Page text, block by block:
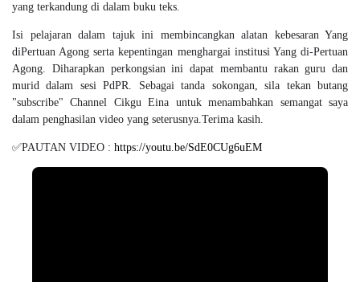
yang terkandung di dalam buku teks.
Isi pelajaran dalam tajuk ini membincangkan alatan kebesaran Yang
diPertuan Agong serta kepentingan menghargai institusi Yang di-Pertuan
Agong. Diharapkan perkongsian ini dapat membantu rakan guru dan
murid dalam sesi PdPR. Sebagai tanda sokongan, sila tekan butang
"subscribe" Channel Cikgu Eina untuk menambahkan semangat saya
dalam penghasilan video yang seterusnya.Terima kasih.
✅PAUTAN VIDEO : https://youtu.be/SdE0CUg6uEM